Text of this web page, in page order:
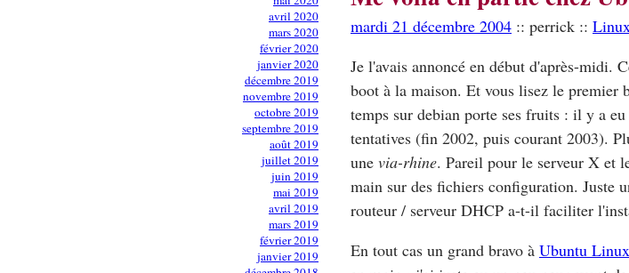
avril 2020
mars 2020
février 2020
janvier 2020
décembre 2019
novembre 2019
octobre 2019
septembre 2019
août 2019
juillet 2019
juin 2019
mai 2019
avril 2019
mars 2019
février 2019
janvier 2019
mardi 21 décembre 2004 :: perrick :: Linux
Je l'avais annoncé en début d'après-midi.
boot à la maison. Et vous lisez le
temps sur debian porte ses fruits : il y a
tentatives (fin 2002, puis courant 2003).
une via-rhine. Pareil pour le serveur X et
main sur des fichiers configuration. Juste
routeur / serveur DHCP a-t-il faciliter
En tout cas un grand bravo à Ubuntu Linux